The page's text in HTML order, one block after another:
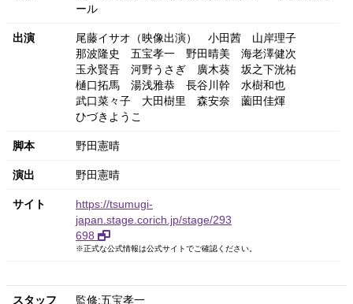
ール
出演 尾藤イサオ（映像出演） 小田茜
山岸理子
那波隆史
五宝孝一 野田晴美
海老澤健次
玉永賢吾
河野うさぎ 廣木葵
坂之下洸祐
樋口拓馬
湯浅雅恭 長谷川幹
水樹和也
武口菜々子
大田樹里 森安奈
薗田佳煇
ひづきようこ
脚本 野田憲晴
演出 野田憲晴
サイト
https://tsumugi-
japan.stage.corich.jp/stage/293
698
※正式な公式情報は公式サイトでご確認ください。
スタッフ 監修:五宝孝一